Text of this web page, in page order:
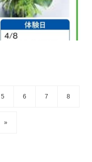
5 6 7 8
»